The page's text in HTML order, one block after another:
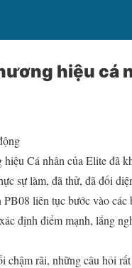
hiệu cá
Cá nhân của Elite đã
sự làm, đã thử, đã đối
liên tục bước vào
định điểm mạnh, lắng
chậm rãi, những câu hỏi